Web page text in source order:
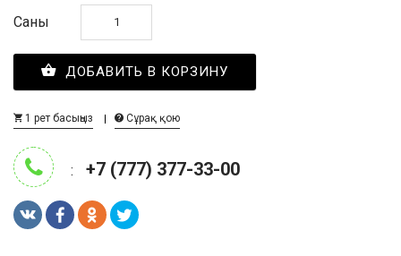
Саны
ДОБАВИТЬ В КОРЗИНУ
1 рет басыңыз Сұрақ қою
: +7 (777) 377-33-00